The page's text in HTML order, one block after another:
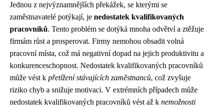
Jednou z nejvýznamnějších překážek, se kterými se
zaměstnavatelé potýkají, je nedostatek kvalifikovaných
pracovníků. Tento problém se dotýká mnoha odvětví a ztěžuje
firmám růst a prosperovat. Firmy nemohou obsadit volná
pracovní místa, což má negativní dopad na jejich produktivitu a
konkurenceschopnost. Nedostatek kvalifikovaných pracovníků
může vést k přetížení stávajících zaměstnanců, což zvyšuje
riziko chyb a snižuje motivaci. V extrémních případech může
nedostatek kvalifikovaných pracovníků vést až k nemožnosti